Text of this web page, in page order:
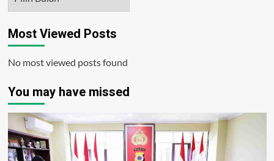
Most Viewed Posts
No most viewed posts found
You may have missed